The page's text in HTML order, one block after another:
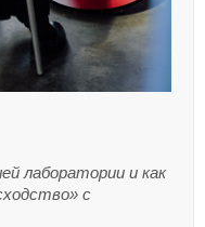
лаборатории и как
с